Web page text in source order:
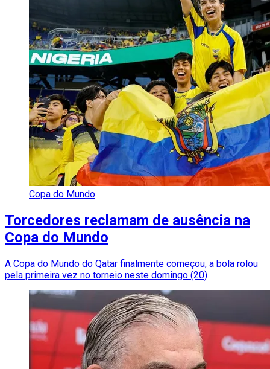
Copa do Mundo
Torcedores reclamam de ausência na
Copa do Mundo
A Copa do Mundo do Qatar finalmente começou, a bola rolou
pela primeira vez no torneio neste domingo (20)